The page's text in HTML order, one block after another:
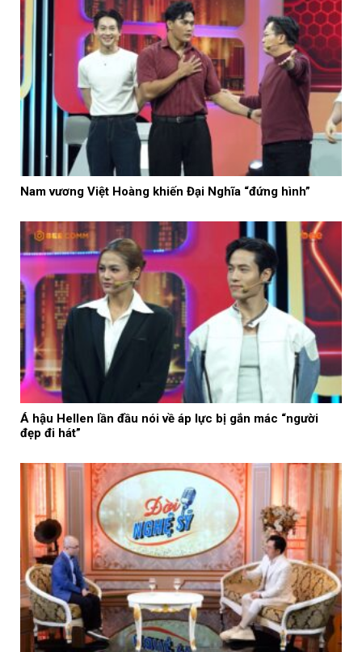
Nam vương Việt Hoàng khiến Đại Nghĩa “đứng hình”
Á hậu Hellen lần đầu nói về áp lực bị gắn mác “người
đẹp đi hát”